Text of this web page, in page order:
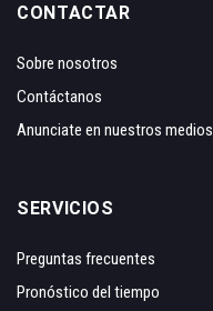
CONTACTAR
Sobre nosotros
Contáctanos
Anunciate en nuestros medios
SERVICIOS
Preguntas frecuentes
Pronóstico del tiempo